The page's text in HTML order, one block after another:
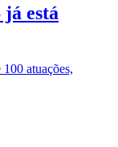
está
atuações,